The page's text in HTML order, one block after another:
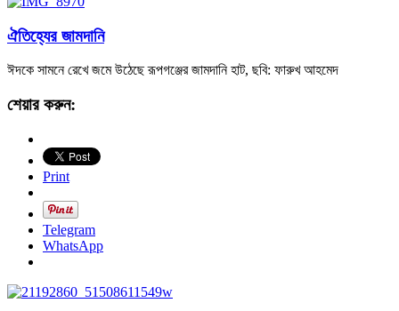
ঐতিহ্যের জামদানি
ঈদকে সামনে রেখে জমে উঠেছে রূপগঞ্জের জামদানি হাট, ছবি: ফারুখ আহমেদ
শেয়ার করুন:
Print
Telegram
WhatsApp